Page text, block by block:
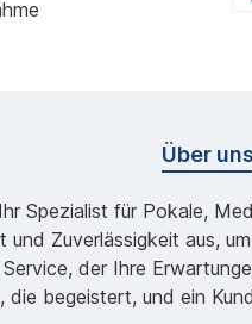
Über uns
Spezialist für Pokale,
Zuverlässigkeit aus,
der Ihre
die begeistert, und ein